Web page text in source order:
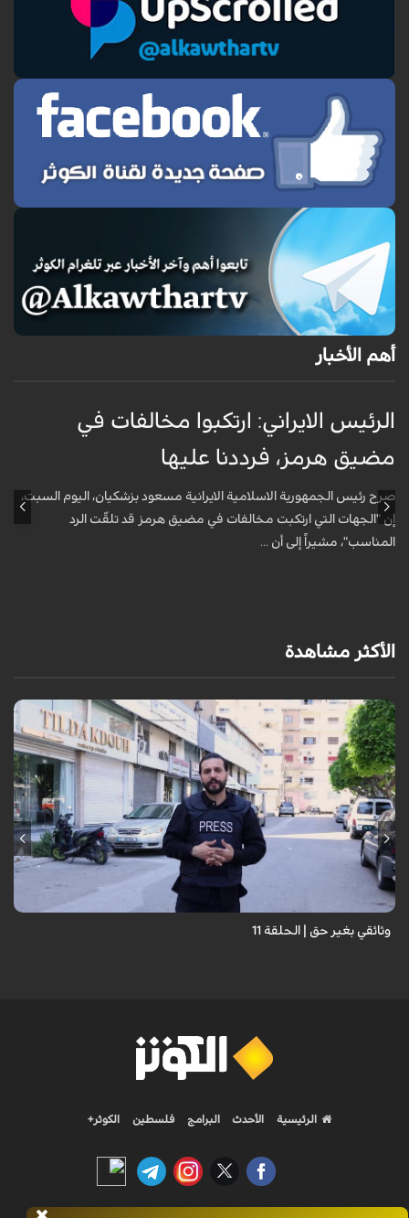
أهم الأخبار
الرئيس الايراني: ارتكبوا مخالفات في
مضيق هرمز، فرددنا عليها
صرح رئيس الجمهورية الاسلامية الايرانية مسعود بزشكيان، اليوم السبت،
إن "الجهات التي ارتكبت مخالفات في مضيق هرمز قد تلقّت الرد
المناسب"، مشيراً إلى أن ...
الأكثر مشاهدة
وثائقي بغير حق | الحلقة 11
الرئيسية الأحدث البرامج فلسطين الكوثر+